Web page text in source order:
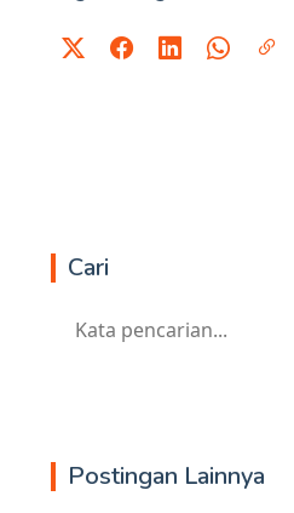
Cari
Postingan Lainnya